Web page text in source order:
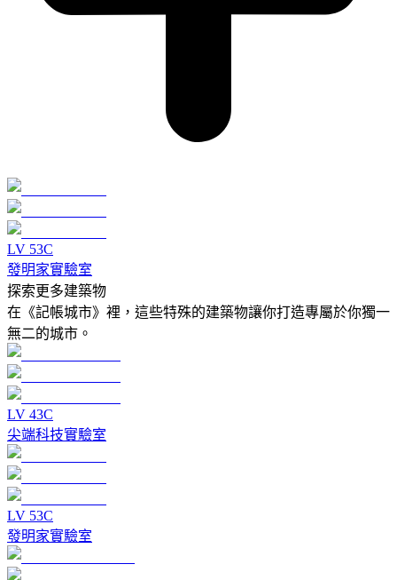
LV 53C
發明家實驗室
探索更多建築物
在《記帳城市》裡，這些特殊的建築物讓你打造專屬於你獨一
無二的城市。
LV 43C
尖端科技實驗室
LV 53C
發明家實驗室